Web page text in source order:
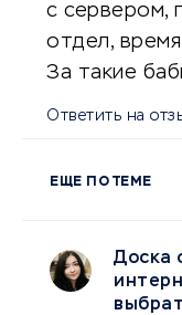
с сервером,
отдел,
За такие
Ответить на
ЕЩЕ ПО ТЕМЕ
Доска